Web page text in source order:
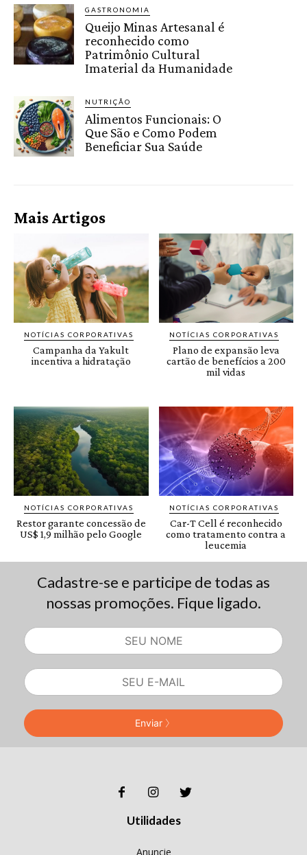
Cadastre-se e participe de todas as
nossas promoções. Fique ligado.
Enviar
Utilidades
Anuncie